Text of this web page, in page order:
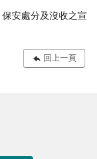
安處分及沒收之宣
回上一頁